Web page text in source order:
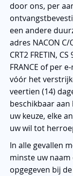
door ons, per
een andere
adres NACON C/
CRT2 FRETIN,
FRANCE of per
vóór het
veertien (14)
beschikbaar
uw keuze, elke
uw wil tot
In alle gevallen
minste uw
opgegeven bij